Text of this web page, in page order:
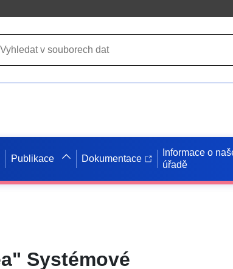
Publikace Dokumentace
Informace o
úřadě
Systémové